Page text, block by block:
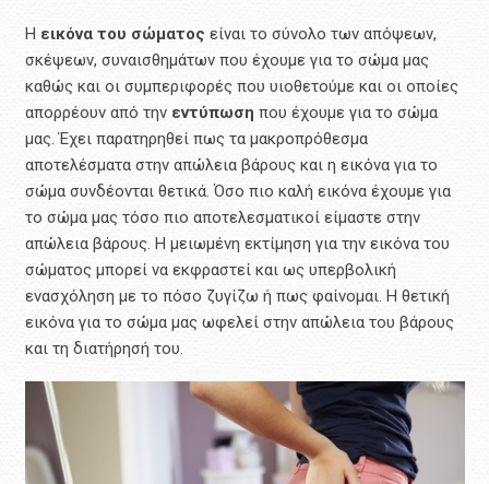
Η εικόνα του σώματος είναι το σύνολο των απόψεων,
σκέψεων, συναισθημάτων που έχουμε για το σώμα μας
καθώς και οι συμπεριφορές που υιοθετούμε και οι οποίες
απορρέουν από την εντύπωση που έχουμε για το σώμα
μας. Έχει παρατηρηθεί πως τα μακροπρόθεσμα
αποτελέσματα στην απώλεια βάρους και η εικόνα για το
σώμα συνδέονται θετικά. Όσο πιο καλή εικόνα έχουμε για
το σώμα μας τόσο πιο αποτελεσματικοί είμαστε στην
απώλεια βάρους. Η μειωμένη εκτίμηση για την εικόνα του
σώματος μπορεί να εκφραστεί και ως υπερβολική
ενασχόληση με το πόσο ζυγίζω ή πως φαίνομαι. Η θετική
εικόνα για το σώμα μας ωφελεί στην απώλεια του βάρους
και τη διατήρησή του.